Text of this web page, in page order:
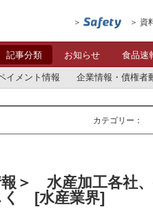
資
記事分類 お知らせ 食品速
イメント情報 企業情報・債権者
カテゴリー：
報＞ 水産加工各社
く [水産業界]